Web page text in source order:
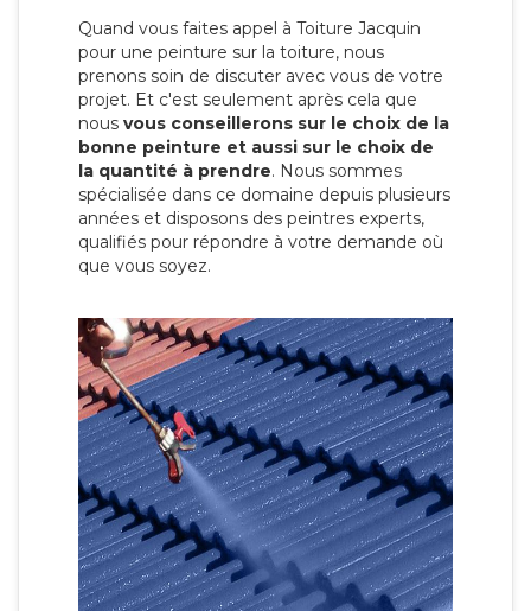
Quand vous faites appel à Toiture Jacquin
pour une peinture sur la toiture, nous
prenons soin de discuter avec vous de votre
projet. Et c'est seulement après cela que
nous vous conseillerons sur le choix de la
bonne peinture et aussi sur le choix de
la quantité à prendre. Nous sommes
spécialisée dans ce domaine depuis plusieurs
années et disposons des peintres experts,
qualifiés pour répondre à votre demande où
que vous soyez.